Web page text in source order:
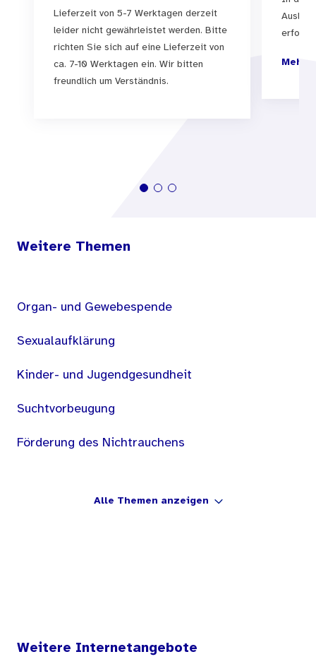
Psychologie der Albert-Ludwig-Universität
Freiburg eine Studie - für die Reviews zu Schutz-
und Resilienzfaktoren der Jahre 1995-2006
ausgewertet wurden - in Auftrag, die diese Lücke
schließen soll. Gleichzeitig soll sie der BZgA als
wissenschaftliche Grundlage zur
Kinder und Jugendliche dienen.
Lieferzeit von 5-7 Werktagen derzeit
leider nicht gewährleistet werden. Bitte
richten Sie sich auf eine Lieferzeit von
ca. 7-10 Werktagen ein. Wir bitten
freundlich um Verständnis.
Mehr
Weitere Themen
Organ- und Gewebespende
Sexualaufklärung
Kinder- und Jugendgesundheit
Suchtvorbeugung
Förderung des Nichtrauchens
Alle Themen anzeigen
Weitere Internetangebote